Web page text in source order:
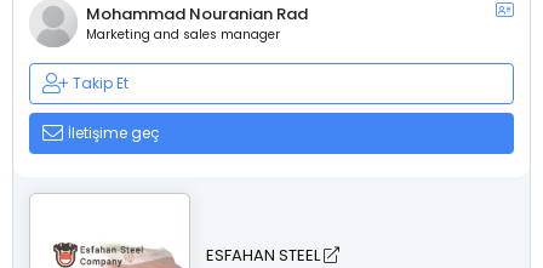
Mohammad Nouranian Rad
Marketing and sales manager
Takip Et
İletişime geç
ESFAHAN STEEL